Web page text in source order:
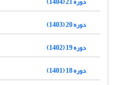
دوره 20 (1403)
دوره 19 (1402)
دوره 18 (1401)